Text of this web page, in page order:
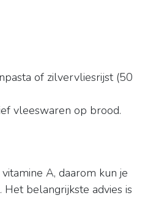
of zilvervliesrijst (50
vleeswaren op brood.
A, daarom kun je
belangrijkste advies is